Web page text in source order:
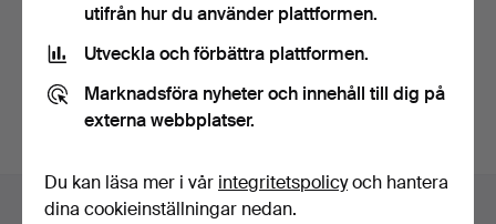
Bevaka sökning
Du kan också söka i vårt arkiv med avslutade auktioner
Sidfotsnavigation
Hjälp och kontakt
utifrån hur du använder plattformen.
Utveckla och förbättra plattformen.
Marknadsföra nyheter och innehåll till dig på
externa webbplatser.
Du kan läsa mer i vår integritetspolicyoch hantera
dina cookieinställningar nedan.